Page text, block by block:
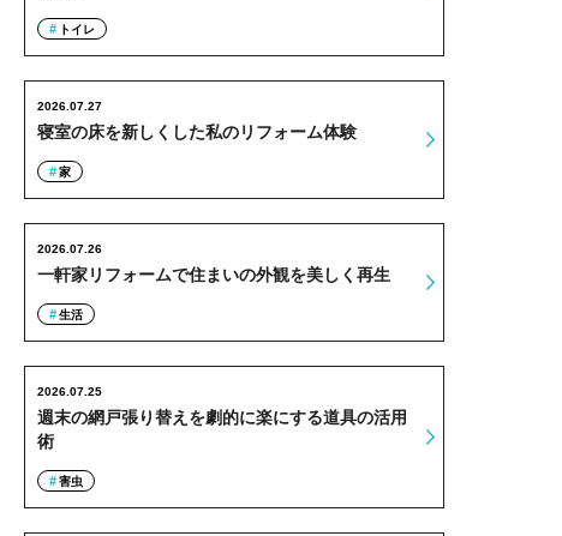
トイレ
寝室の床を新しくした私のリフォーム体験
2026.07.27
家
一軒家リフォームで住まいの外観を美しく再生
2026.07.26
生活
週末の網戸張り替えを劇的に楽にする道具の活用
術
2026.07.25
害虫